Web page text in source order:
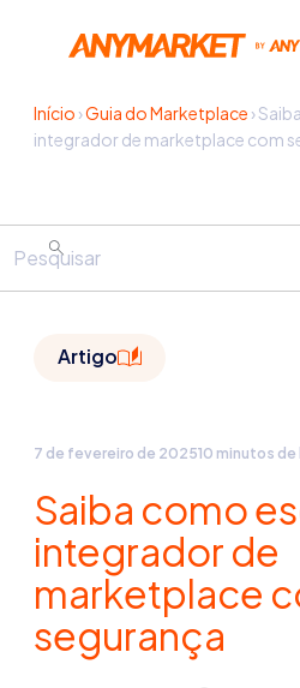
Início ›Guia do Marketplace ›
integrador de marketplace com
Artigo
7 de fevereiro de 202510 minutos de
Saiba como
integrador de
marketplace
segurança